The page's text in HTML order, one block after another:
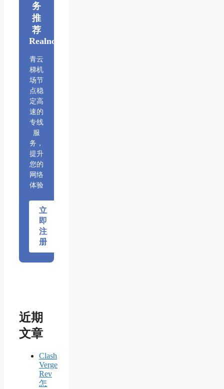
务
推
荐
Realnode
青云
梯机
场节
点稳
定高
速的
专线
服
务，
提升
您的
网络
体验
立
即
注
册
近期
文章
Clash
Verge
Rev
怎